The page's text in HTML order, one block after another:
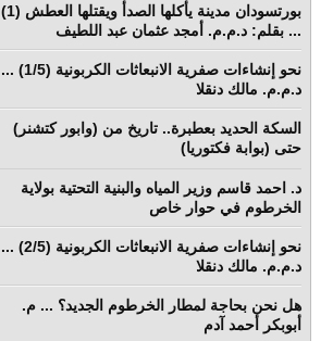
بورتسودان مدينة يأكلها الصدأ ويقتلها العطش (1)
... بقلم: د.م.م. أمجد عثمان عبد اللطيف
نحو إنشاءات صفرية الانبعاثات الكربونية (1/5) ...
د.م.م. مالك دنقلا
السكة الحديد بعطبرة.. تاريخ من (وابور كتشنر)
حتى (بوابة فكتوريا)
د. احمد قاسم وزير المياه والبنية التحتية بولاية
الخرطوم في حوار خاص
نحو إنشاءات صفرية الانبعاثات الكربونية (2/5) ...
د.م.م. مالك دنقلا
هل نحن بحاجة لمطار الخرطوم الجديد؟ ... م.
أبوبكر أحمد آدم